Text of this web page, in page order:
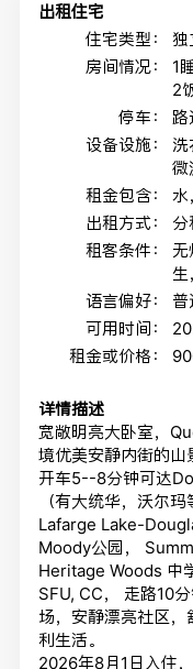
出租住宅
住宅类型：
独
房间情况：
1
2
停车：
路
设备设施：
洗
微
租金包含：
水
出租方式：
分
租客条件：
无
生
语言偏好：
普
可用时间：
租金或价格：
详情描述
宽敞明亮大卧室，
境优美安静内街的
开车5--8分钟可达
（有大统华，沃尔
Lafarge Lake-
Moody公园，
Heritage Woods 中
SFU, CC， 走路10
场，安静漂亮社区
利生活。
2026年8月1日入住